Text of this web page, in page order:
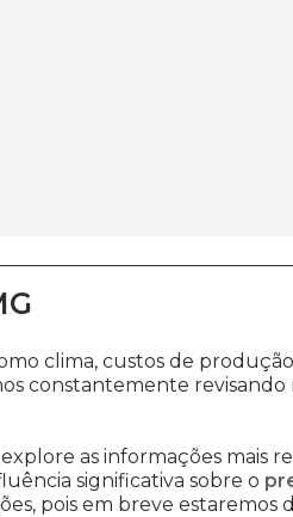
clima, custos de
constantemente
as informações mais
significativa sobre o
pois em breve estaremos